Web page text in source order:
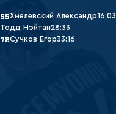
16:03
Хмелевский Александр
55
28:33
Тодд Нэйтан
33:16
Сучков Егор
72